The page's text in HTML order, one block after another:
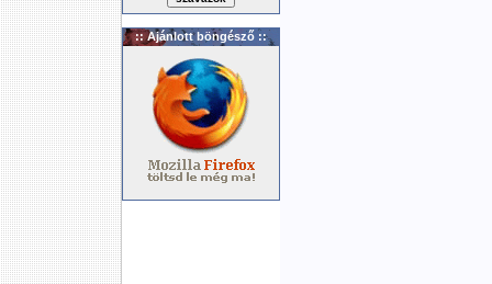
:: Ajánlott böngésző ::